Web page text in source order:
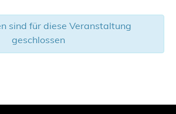
sind für diese Veranstaltung
geschlossen